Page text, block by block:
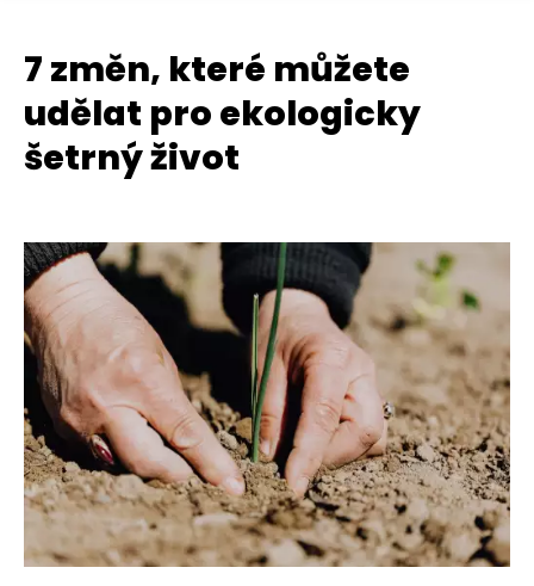
7 změn, které můžete
udělat pro ekologicky
šetrný život